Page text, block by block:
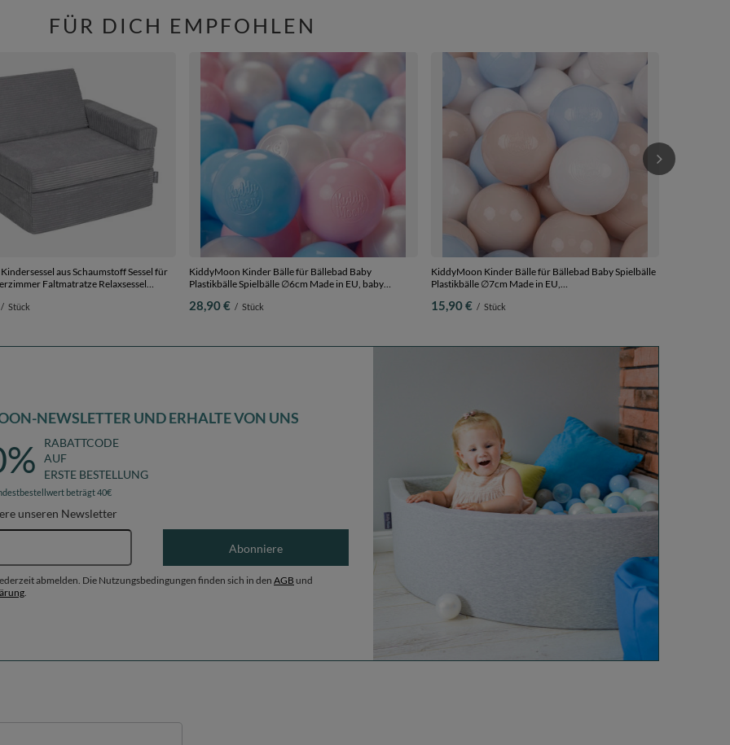
FÜR DICH EMPFOHLEN
aus Schaumstoff Sessel für
Faltmatratze Relaxsessel
/ Stück
KiddyMoon Kinder Bälle für Bällebad Baby
Plastikbälle Spielbälle ∅6cm Made in EU, baby
28,90 € / Stück
KiddyMoon Kinder Bälle für Bällebad Baby Spielbälle
Plastikbälle ∅7cm Made in EU,
15,90 € / Stück
NEWSLETTER UND ERHALTE VON UNS
RABATTCODE
AUF
ERSTE BESTELLUNG
beträgt 40€
unseren Newsletter
E-Mail-Adresse
Abonniere
abmelden. Die Nutzungsbedingungen finden sich in den AGB und